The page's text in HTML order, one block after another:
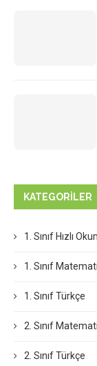
KATEGORILER
1. Sınıf Hızlı
1. Sınıf
1. Sınıf Türkçe
2. Sınıf
2. Sınıf Türkçe